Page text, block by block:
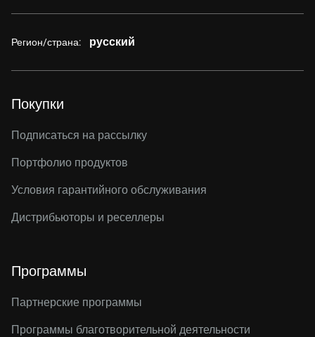
Регион/страна: русский
Покупки
Подписаться на рассылку
Портфолио продуктов
Условия гарантийного обслуживания
Дистрибьюторы и реселлеры
Программы
Партнерские программы
Программы благотворительной деятельности